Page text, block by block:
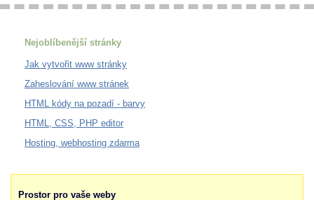
Nejoblíbenější stránky
Jak vytvořit www stránky
Zaheslování www stránek
HTML kódy na pozadí - barvy
HTML, CSS, PHP editor
Hosting, webhosting zdarma
Prostor pro vaše weby